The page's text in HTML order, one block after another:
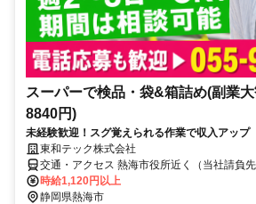
スーパーで検品・袋&箱詰め(副業
8840円)
未経験歓迎！スグ覚えられる作業で収入アップ
東和テック株式会社
交通・アクセス 熱海市役所近く（当社請負先
時給1,120円以上
静岡県熱海市